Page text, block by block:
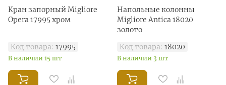
Кран запорный Migliore
Opera 17995 хром
Код товара: 17995
В наличии 15 шт
Напольные колонны
Migliore Antica 18020
золото
Код товара: 18020
В наличии 3 шт